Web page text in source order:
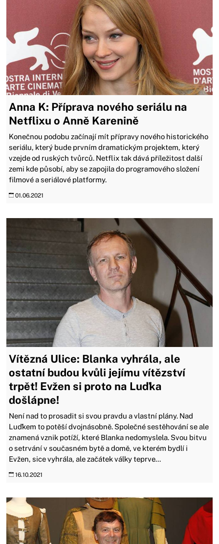
Anna K: Příprava nového seriálu na
Netflixu o Anně Karenině
Konečnou podobu začínají mít přípravy nového historického
seriálu, který bude prvním dramatickým projektem, který
vzejde od ruských tvůrců. Netflix tak dává příležitost další
zemi kde působí, aby se zapojila do programového složení
filmové a seriálové platformy.
01.06.2021
Vítězná Ulice: Blanka vyhrála, ale
ostatní budou kvůli jejímu vítězství
trpět! Evžen si proto na Luďka
došlápne!
Není nad to prosadit si svou pravdu a vlastní plány. Nad
Luďkem to potěší dvojnásobně. Společné sestěhování se ale
znamená vznik potíží, které Blanka nedomyslela. Svou bitvu
o setrvání v současném bytě a domě, ve kterém bydlí i
Evžen, sice vyhrála, ale začátek války teprve...
16.10.2021